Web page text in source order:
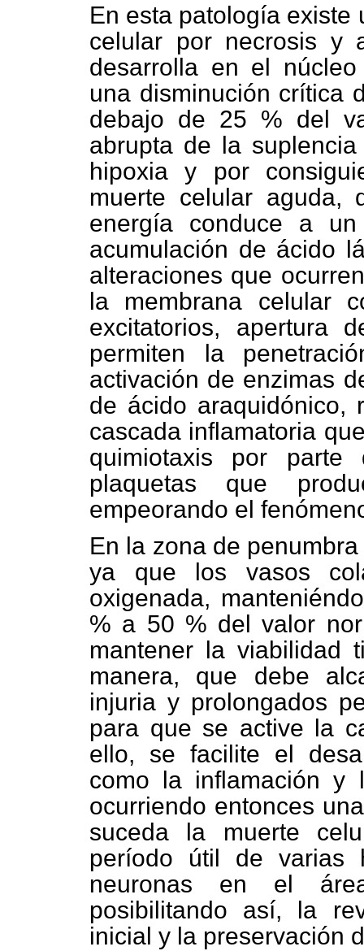
En esta patología existe
celular por necrosis y
desarrolla en el
una disminución crítica
debajo de 25 % del
abrupta de la
hipoxia y por
muerte celular
energía conduce a un
acumulación de ácido
alteraciones que
la membrana celular
excitatorios, apertura
permiten la
activación de enzimas
de ácido araquidónico,
cascada inflamatoria
quimiotaxis por parte
plaquetas que
empeorando el
En la zona de
ya que los vasos
oxigenada,
% a 50 % del valor
mantener la viabilidad
manera, que debe
injuria y prolongados
para que se active la
ello, se facilite el
como la inflamación y
ocurriendo entonces
suceda la muerte
período útil de varias
neuronas en el
posibilitando así, la
inicial y la preservación